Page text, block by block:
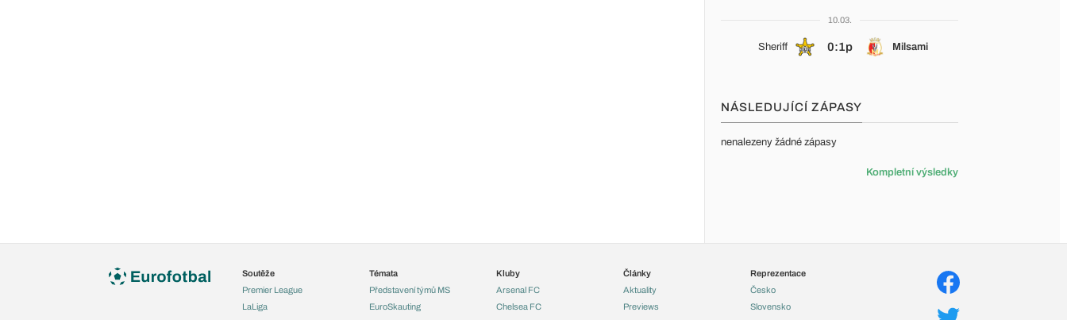
10.03.
Sheriff 0:1p Milsami
NÁSLEDUJÍCÍ ZÁPASY
nenalezeny žádné zápasy
Kompletní výsledky
Soutěže
Premier League
LaLiga
Témata
Představení týmů MS
EuroSkauting
Kluby
Arsenal FC
Chelsea FC
Články
Aktuality
Previews
Reprezentace
Česko
Slovensko